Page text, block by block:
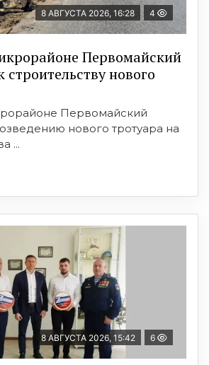
8 АВГУСТА 2026, 16:28 4
Первомайский
нового
Первомайский
нового тротуара на
...
8 АВГУСТА 2026, 15:42 6